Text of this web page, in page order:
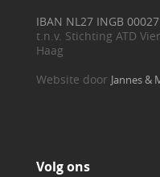
IBAN NL27 INGB
t.n.v. Stichting ATD
Haag
Website door Jannes &
Volg ons